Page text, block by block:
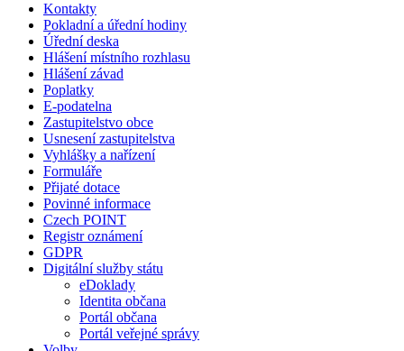
Kontakty
Pokladní a úřední hodiny
Úřední deska
Hlášení místního rozhlasu
Hlášení závad
Poplatky
E-podatelna
Zastupitelstvo obce
Usnesení zastupitelstva
Vyhlášky a nařízení
Formuláře
Přijaté dotace
Povinné informace
Czech POINT
Registr oznámení
GDPR
Digitální služby státu
eDoklady
Identita občana
Portál občana
Portál veřejné správy